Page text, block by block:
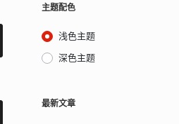
主题配色
浅色主题
深色主题
最新文章